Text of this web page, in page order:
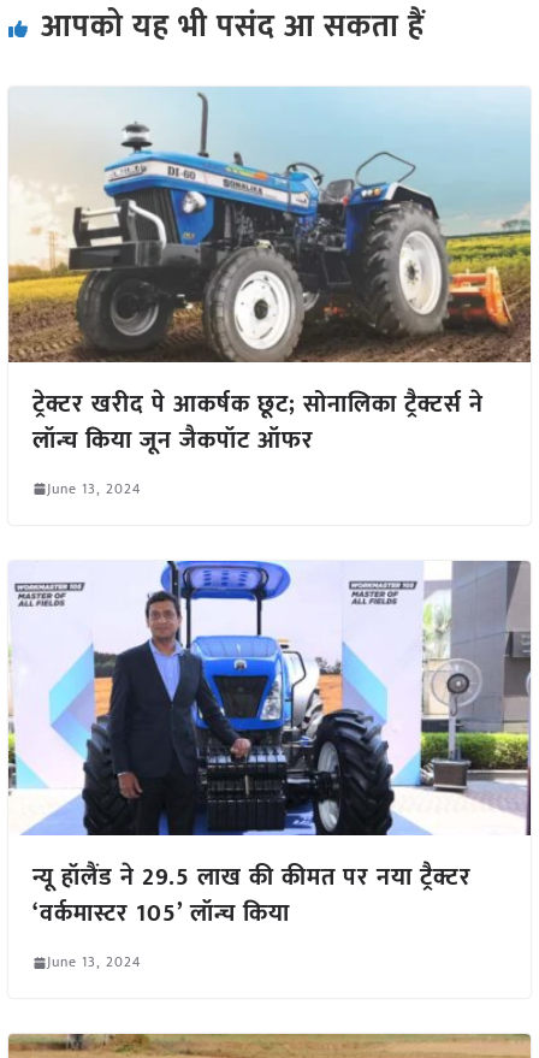
आपको यह भी पसंद आ सकता हैं
ट्रेक्टर खरीद पे आकर्षक छूट; सोनालिका ट्रैक्टर्स ने
लॉन्च किया जून जैकपॉट ऑफर
June 13, 2024
न्यू हॉलैंड ने 29.5 लाख की कीमत पर नया ट्रैक्टर
‘वर्कमास्टर 105’ लॉन्च किया
June 13, 2024